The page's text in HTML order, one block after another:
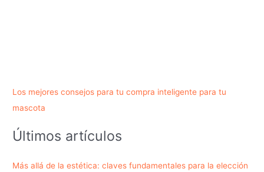
Los mejores consejos para tu compra inteligente para tu
mascota
Últimos artículos
Más allá de la estética: claves fundamentales para la elección